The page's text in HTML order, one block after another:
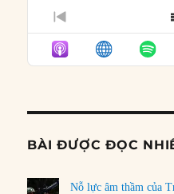
PREVIOUS
EPISODE
BÀI ĐƯỢC ĐỌC
Nỗ lực âm thầm của